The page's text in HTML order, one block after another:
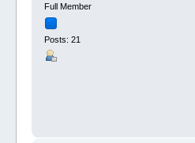
Full Member
Posts: 21